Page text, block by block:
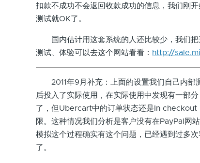
扣款不成功不会返回收款成功的信息，我们刚
测试就OK了。
国内估计用这套系统的人还比较少，我们把
测试、体验可以去这个网站看看： http://
2011年9月补充：上面的设置我们自己内部
后投入了实际使用，在实际使用中发现有一部
了，但Ubercart中的订单状态还是In checkout
限。这种情况我们分析是客户没有在PayPal网
模拟这个过程确实有这个问题，已经遇到过多
了。